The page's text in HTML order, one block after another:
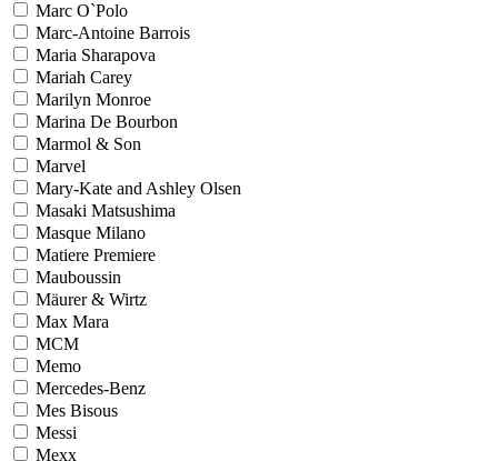
Marc O`Polo
Marc-Antoine Barrois
Maria Sharapova
Mariah Carey
Marilyn Monroe
Marina De Bourbon
Marmol & Son
Marvel
Mary-Kate and Ashley Olsen
Masaki Matsushima
Masque Milano
Matiere Premiere
Mauboussin
Mäurer & Wirtz
Max Mara
MCM
Memo
Mercedes-Benz
Mes Bisous
Messi
Mexx